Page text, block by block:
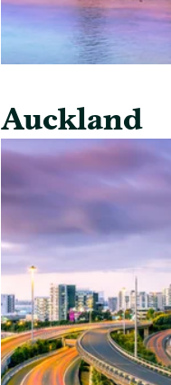
Auckland